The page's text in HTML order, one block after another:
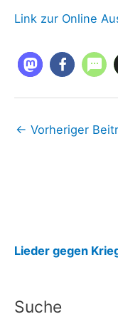
Link zur Online
← Vorheriger
Lieder gegen
Suche